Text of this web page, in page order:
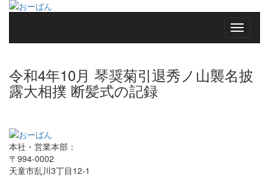
令和4年10月 琴奨菊引退秀ノ山襲名披
露大相撲 断髪式の記録
本社・営業本部：
〒994-0002
天童市乱川3丁目12-1